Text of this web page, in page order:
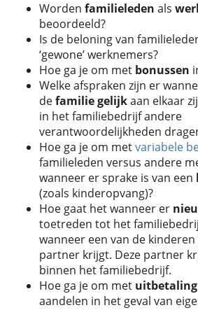
Worden familieleden als
beoordeeld?
Is de beloning van
‘gewone’ werknemers?
Hoe ga je om met bonussen
Welke afspraken zijn er
defamiliegelijkaan elkaar
in het familiebedrijf andere
verantwoordelijkheden
Hoe ga je om metvariabele
familieleden versus andere
wanneer er sprake is van een
(zoals kinderopvang)?
Hoe gaat het wanneer er
toetreden tot het
wanneer een van de
partner krijgt. Deze partner
binnen het familiebedrijf.
Hoe ga je om met uitbetaling
aandelen in het geval van